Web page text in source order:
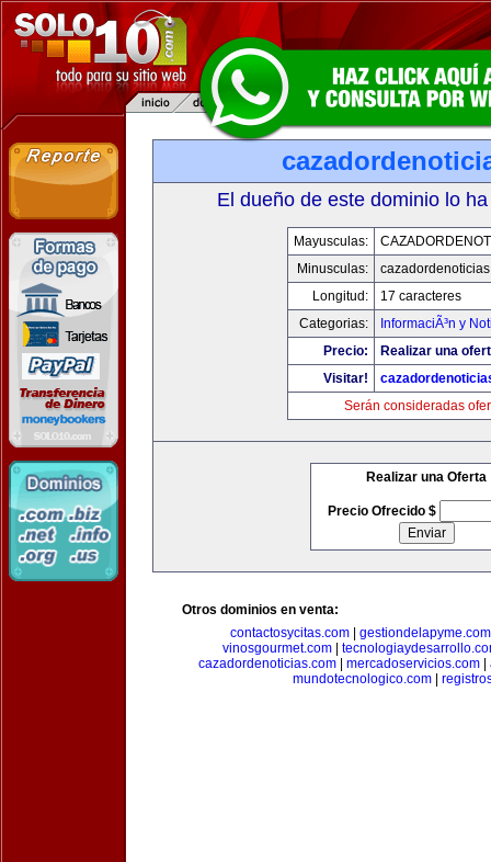
El dueño de este dominio lo
Mayusculas:
Minusculas:
Longitud:
17 caracteres
Categorias:
InformaciÃ³n y
Precio:
Realizar una
Visitar!
Serán consideradas
Realizar una Oferta
Precio Ofrecido $
Otros dominios en venta:
contactosycitas.com| gestiondelapyme.com
vinosgourmet.com
cazadordenoticias.com
mercadoservicios.com
mundotecnologico.com|